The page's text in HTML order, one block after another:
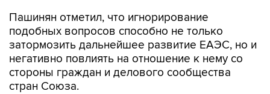
Пашинян отметил, что игнорирование
подобных вопросов способно не только
затормозить дальнейшее развитие ЕАЭС, но и
негативно повлиять на отношение к нему со
стороны граждан и делового сообщества
стран Союза.